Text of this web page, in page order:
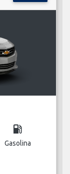
local_gas_station
Gasolina